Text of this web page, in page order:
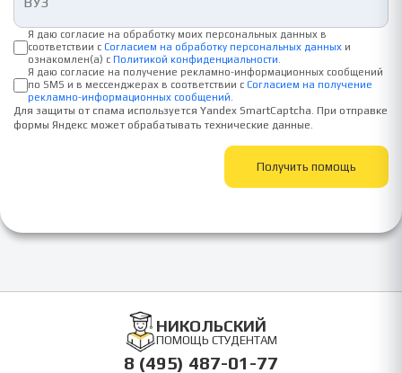
Я даю согласие на обработку моих персональных данных в
соответствии с Согласием на обработку персональных данных и
ознакомлен(а) с Политикой конфиденциальности.
Я даю согласие на получение рекламно-информационных сообщений
по SMS и в мессенджерах в соответствии с Согласием на получение
рекламно-информационных сообщений.
Для защиты от спама используется Yandex SmartCaptcha. При отправке
формы Яндекс может обрабатывать технические данные.
Получить помощь
НИКОЛЬСКИЙ
ПОМОЩЬ СТУДЕНТАМ
8 (495) 487-01-77